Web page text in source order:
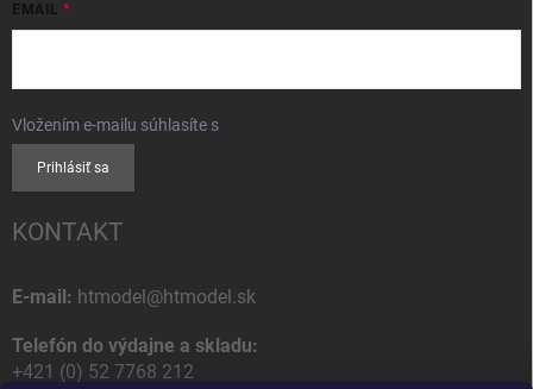
EMAIL
Vložením e-mailu súhlasíte s
Prihlásiť sa
KONTAKT
E-mail: htmodel@htmodel.sk
Telefón do výdajne a skladu:
+421 (0) 52 7768 212